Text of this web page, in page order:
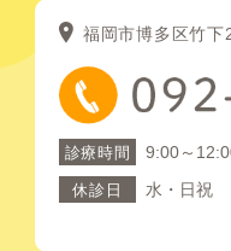
福岡市博多区竹下
診療時間 9:00～
休診日 水・日祝